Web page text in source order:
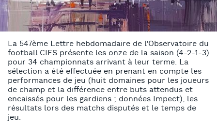
La 547ème Lettre hebdomadaire de l’Observatoire du
football CIES présente les onze de la saison (4-2-1-3)
pour 34 championnats arrivant à leur terme. La
sélection a été effectuée en prenant en compte les
performances de jeu (huit domaines pour les joueurs
de champ et la différence entre buts attendus et
encaissés pour les gardiens ; données Impect), les
résultats lors des matchs disputés et le temps de
jeu.